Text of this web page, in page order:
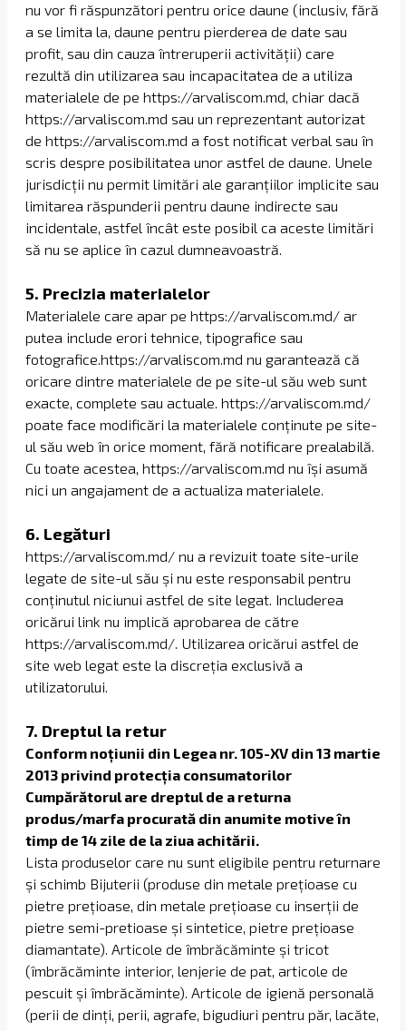
nu vor fi răspunzători pentru orice daune (inclusiv, fără
a se limita la, daune pentru pierderea de date sau
profit, sau din cauza întreruperii activității) care
rezultă din utilizarea sau incapacitatea de a utiliza
materialele de pe https://arvaliscom.md, chiar dacă
https://arvaliscom.md sau un reprezentant autorizat
de https://arvaliscom.md a fost notificat verbal sau în
scris despre posibilitatea unor astfel de daune. Unele
jurisdicții nu permit limitări ale garanțiilor implicite sau
limitarea răspunderii pentru daune indirecte sau
incidentale, astfel încât este posibil ca aceste limitări
să nu se aplice în cazul dumneavoastră.
5. Precizia materialelor
Materialele care apar pe https://arvaliscom.md/ ar
putea include erori tehnice, tipografice sau
fotografice.https://arvaliscom.md nu garantează că
oricare dintre materialele de pe site-ul său web sunt
exacte, complete sau actuale. https://arvaliscom.md/
poate face modificări la materialele conținute pe site-
ul său web în orice moment, fără notificare prealabilă.
Cu toate acestea, https://arvaliscom.md nu își asumă
nici un angajament de a actualiza materialele.
6. Legături
https://arvaliscom.md/ nu a revizuit toate site-urile
legate de site-ul său și nu este responsabil pentru
conținutul niciunui astfel de site legat. Includerea
oricărui link nu implică aprobarea de către
https://arvaliscom.md/. Utilizarea oricărui astfel de
site web legat este la discreția exclusivă a
utilizatorului.
​7. Dreptul la retur
Conform noțiunii din Legea nr. 105-XV din 13 martie
2013 privind protecția consumatorilor
Cumpărătorul are dreptul de a returna
produs/marfa procurată din anumite motive în
timp de 14 zile de la ziua achitării.
Lista produselor care nu sunt eligibile pentru returnare
și schimb Bijuterii (produse din metale prețioase cu
pietre prețioase, din metale prețioase cu inserții de
pietre semi-pretioase și sintetice, pietre prețioase
diamantate). Articole de îmbrăcăminte și tricot
(îmbrăcăminte interior, lenjerie de pat, articole de
pescuit și îmbrăcăminte). Articole de igienă personală
(perii de dinți, perii, agrafe, bigudiuri pentru păr, lacăte,